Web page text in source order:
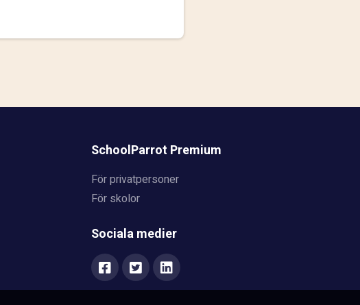
SchoolParrot Premium
För privatpersoner
För skolor
Sociala medier